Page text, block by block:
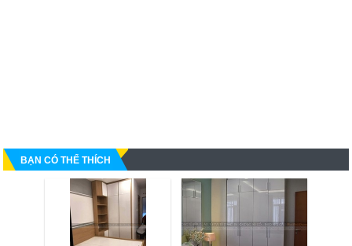
BẠN CÓ THỂ THÍCH